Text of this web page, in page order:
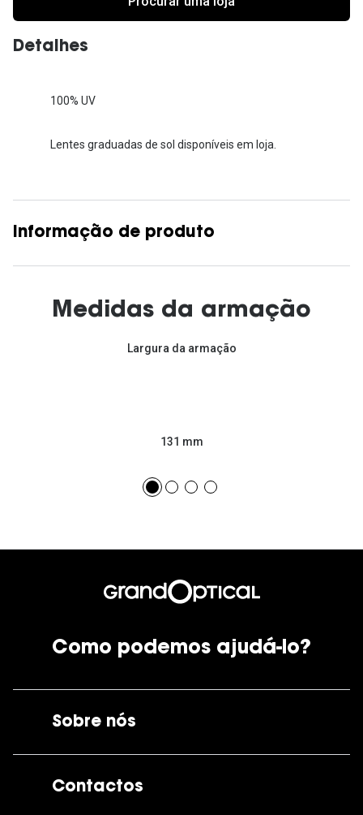
Detalhes
100% UV
Lentes graduadas de sol disponíveis em loja.
Informação de produto
Medidas da armação
Largura da armação
131 mm
Como podemos ajudá-lo?
Sobre nós
Contactos